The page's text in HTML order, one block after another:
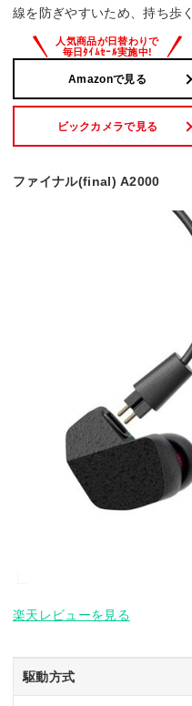
線を防ぎやすいため、持ち歩
Amazonで見る
ビックカメラで見る
ファイナル(final) A2000
楽天レビューを見る
駆動方式